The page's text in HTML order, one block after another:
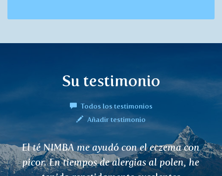
Su testimonio
Todos los testimonios
Añadir testimonio
He estado bebiendo KARAVI durante ya
dos semanas, me siento mejor, ayuda.